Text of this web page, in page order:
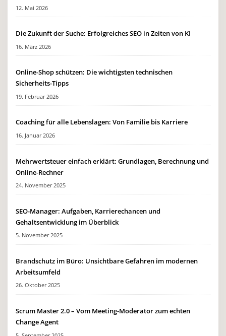
12. Mai 2026
Die Zukunft der Suche: Erfolgreiches SEO in Zeiten von KI
16. März 2026
Online-Shop schützen: Die wichtigsten technischen
Sicherheits-Tipps
19. Februar 2026
Coaching für alle Lebenslagen: Von Familie bis Karriere
16. Januar 2026
Mehrwertsteuer einfach erklärt: Grundlagen, Berechnung und
Online-Rechner
24. November 2025
SEO-Manager: Aufgaben, Karrierechancen und
Gehaltsentwicklung im Überblick
5. November 2025
Brandschutz im Büro: Unsichtbare Gefahren im modernen
Arbeitsumfeld
26. Oktober 2025
Scrum Master 2.0 – Vom Meeting-Moderator zum echten
Change Agent